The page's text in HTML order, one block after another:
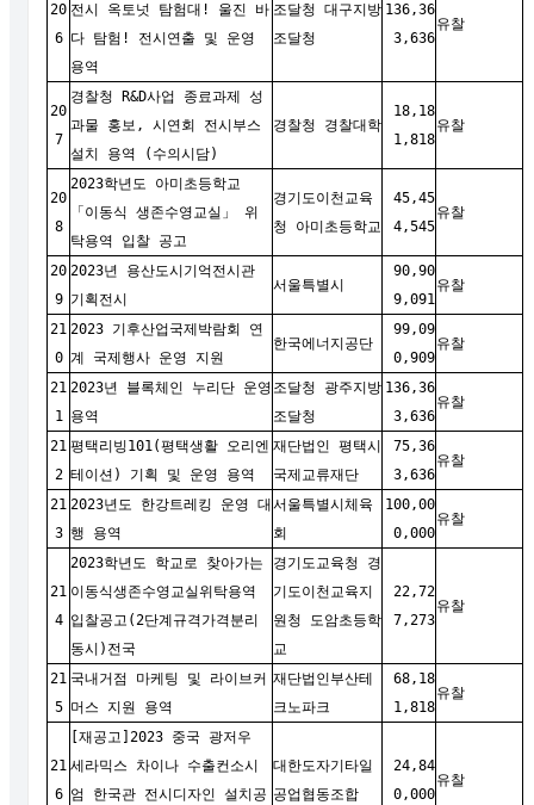
20
6
전시 옥토넛 탐험대! 울진 바
다 탐험! 전시연출 및 운영
용역
조달청 대구지방
조달청
136,36
3,636
유찰
20
7
경찰청 R&D사업 종료과제 성
과물 홍보, 시연회 전시부스
설치 용역 (수의시담)
경찰청 경찰대학
18,18
1,818
유찰
20
8
2023학년도 아미초등학교
「이동식 생존수영교실」 위
탁용역 입찰 공고
경기도이천교육
청 아미초등학교
45,45
4,545
유찰
20
9
2023년 용산도시기억전시관
기획전시
서울특별시
90,90
9,091
유찰
21
0
2023 기후산업국제박람회 연
계 국제행사 운영 지원
한국에너지공단
99,09
0,909
유찰
21
1
2023년 블록체인 누리단 운영
용역
조달청 광주지방
조달청
136,36
3,636
유찰
21
2
평택리빙101(평택생활 오리엔
테이션) 기획 및 운영 용역
재단법인 평택시
국제교류재단
75,36
3,636
유찰
21
3
2023년도 한강트레킹 운영 대
행 용역
서울특별시체육
회
100,00
0,000
유찰
21
4
2023학년도 학교로 찾아가는
이동식생존수영교실위탁용역
입찰공고(2단계규격가격분리
동시)전국
경기도교육청 경
기도이천교육지
원청 도암초등학
교
22,72
7,273
유찰
21
5
국내거점 마케팅 및 라이브커
머스 지원 용역
재단법인부산테
크노파크
68,18
1,818
유찰
21
6
[재공고]2023 중국 광저우
세라믹스 차이나 수출컨소시
엄 한국관 전시디자인 설치공
대한도자기타일
공업협동조합
24,84
0,000
유찰